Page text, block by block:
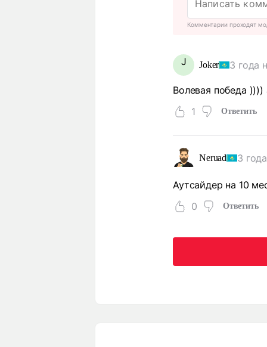
Комментарии проходят
J Joker 3 года
Волевая победа ))))
1
Ответить
Neruad 3
Аутсайдер на 10
0
Ответить